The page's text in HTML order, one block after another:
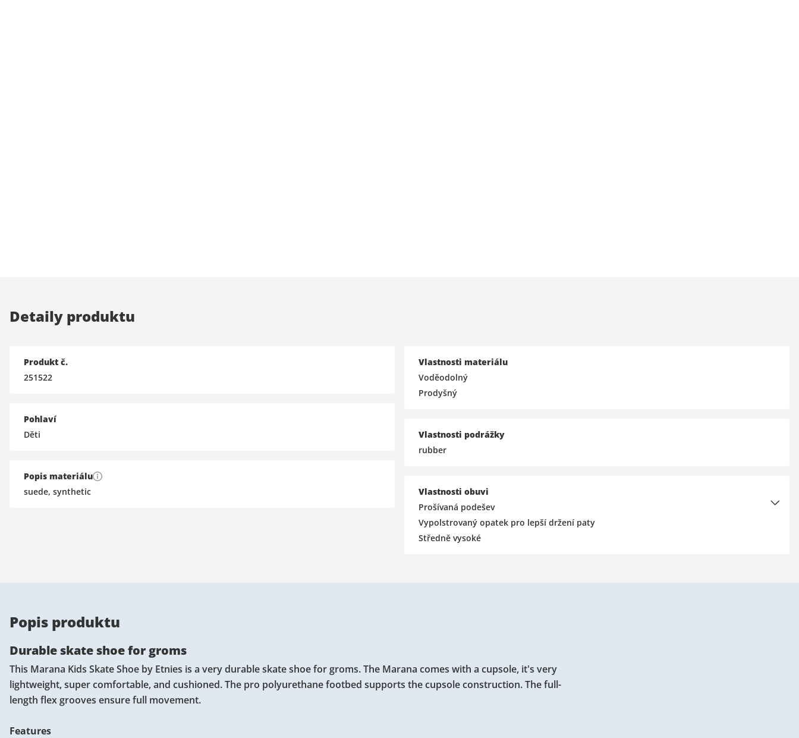
Detaily produktu
Produkt č.
251522
Pohlaví
Děti
Popis materiálu
suede, synthetic
Vlastnosti materiálu
Voděodolný
Prodyšný
Vlastnosti podrážky
rubber
Vlastnosti obuvi
Prošívaná podešev
Vypolstrovaný opatek pro lepší držení paty
Středně vysoké
Popis produktu
Durable skate shoe for groms
This Marana Kids Skate Shoe by Etnies is a very durable skate shoe for groms. The Marana comes with a cupsole, it's very
lightweight, super comfortable, and cushioned. The pro polyurethane footbed supports the cupsole construction. The full-
length flex grooves ensure full movement.
Features